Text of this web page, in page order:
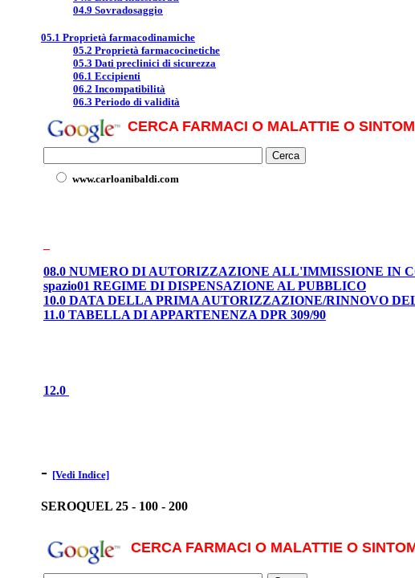
04.9 Sovradosaggio
05.1 Proprietà farmacodinamiche
05.2 Proprietà farmacocinetiche
05.3 Dati preclinici di sicurezza
06.1 Eccipienti
06.2 Incompatibilità
06.3 Periodo di validità
CERCA FARMACI O MALATTIE O
www.carloanibaldi.com
08.0 NUMERO DI AUTORIZZAZIONE ALL'IMMISSIONE IN
spazio01 REGIME DI DISPENSAZIONE AL PUBBLICO
10.0 DATA DELLA PRIMA AUTORIZZAZIONE/RINNOVO
11.0 TABELLA DI APPARTENENZA DPR 309/90
12.0
- [Vedi Indice]
SEROQUEL 25 - 100 - 200
CERCA FARMACI O MALATTIE O